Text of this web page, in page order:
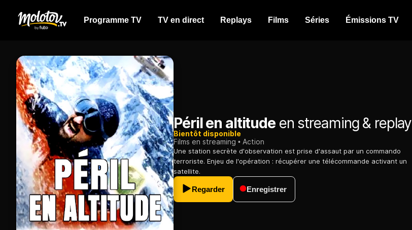
Programme TV TV en direct Replays Films Séries Émissions TV
Péril en altitudeen streaming & replay
Bientôt disponible
Films en streaming
Action
Une station secrète d'observation est prise d'assaut par un commando
terroriste. Enjeu de l'opération : récupérer une télécommande activant un
satellite.
Regarder Enregistrer